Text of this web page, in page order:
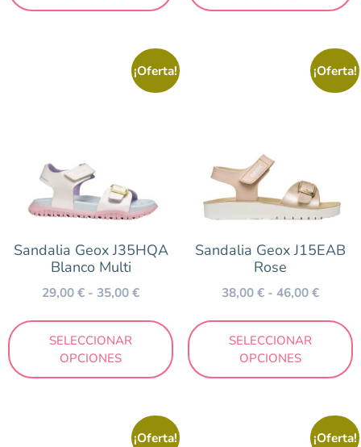
Fucsia
Granate
Gris
Kaki
Lila
Marrón
Mostaza
Multicolor
Naranja
¡Oferta!
Sandalia Geox J35HQA
Blanco Multi
29,00€ - 35,00€
SELECCIONAR
OPCIONES
¡Oferta!
Sandalia Geox J15EAB
Rose
38,00€ - 46,00€
SELECCIONAR
OPCIONES
¡Oferta! ¡Oferta!